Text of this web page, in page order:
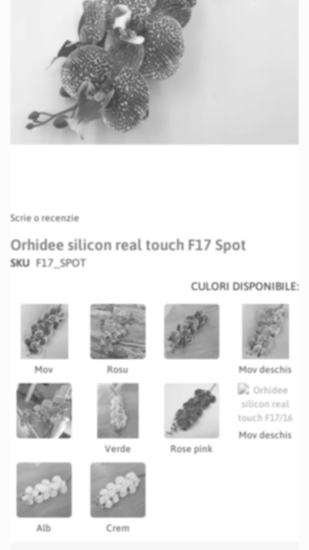
to
beginning
of
gallery
Scrie o recenzie
Orhidee silicon real touch F17 Spot
SKU F17_SPOT
CULORI DISPONIBILE:
Mov Rosu Mov deschis
Verde Rose pink
Mov deschis
Alb Crem